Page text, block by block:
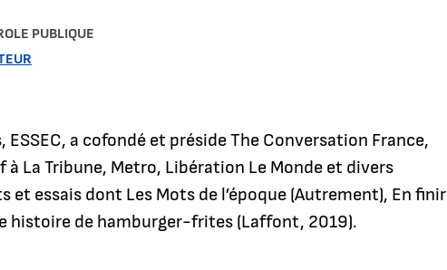
PUBLIQUE
ESSEC, a cofondé et préside The Conversation France,
La Tribune, Metro, Libération Le Monde et divers
et essais dont Les Mots de l’époque (Autrement), En finir
histoire de hamburger-frites (Laffont, 2019).